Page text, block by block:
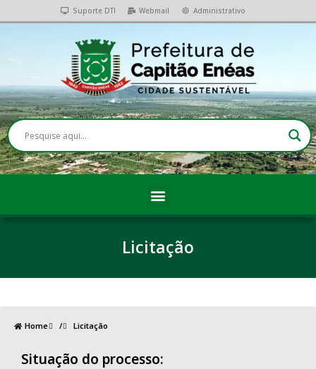
Suporte DTI Webmail Administrativo
Licitação
Home / Licitação
Situação do processo: